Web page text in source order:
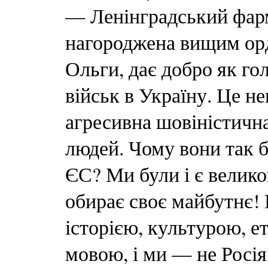
— Ленінградський
нагороджена вищим
Ольги, дає добро як
військ в Україну. Це
агресивна
людей. Чому вони так
ЄС? Ми були і є
обирає своє
історією, культурою,
мовою, і ми — не